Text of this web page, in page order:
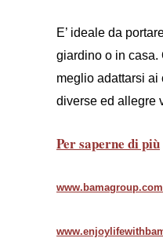
E’ ideale da
giardino o in casa.
meglio adattarsi
diverse ed allegre
Per saperne di più
www.bamagroup.com